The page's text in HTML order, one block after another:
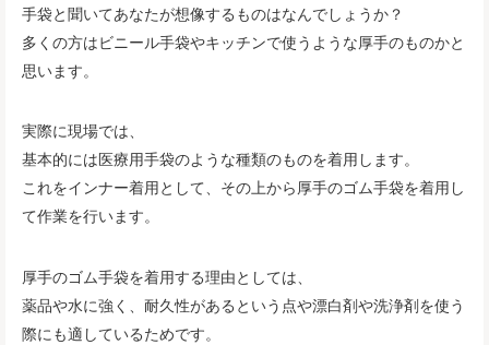
手袋と聞いてあなたが想像するものはなんでしょうか？
多くの方はビニール手袋やキッチンで使うような厚手のものかと
思います。
実際に現場では、
基本的には医療用手袋のような種類のものを着用します。
これをインナー着用として、その上から厚手のゴム手袋を着用し
て作業を行います。
厚手のゴム手袋を着用する理由としては、
薬品や水に強く、耐久性があるという点や漂白剤や洗浄剤を使う
際にも適しているためです。